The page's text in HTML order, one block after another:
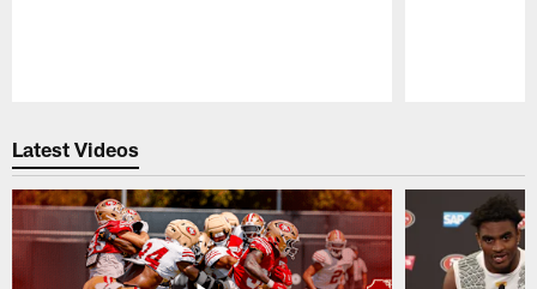
Latest Videos